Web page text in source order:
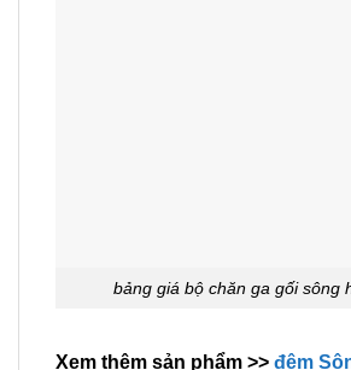
bảng giá bộ chăn ga gối sông
Xem thêm sản phẩm >> đệm